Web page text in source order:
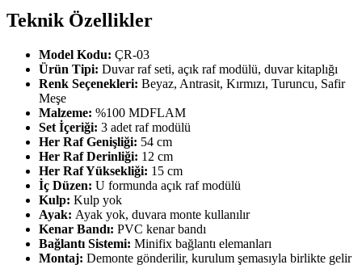
Teknik Özellikler
Model Kodu: ÇR-03
Ürün Tipi: Duvar raf seti, açık raf modülü, duvar kitaplığı
Renk Seçenekleri: Beyaz, Antrasit, Kırmızı, Turuncu, Safir
Meşe
Malzeme: %100 MDFLAM
Set İçeriği: 3 adet raf modülü
Her Raf Genişliği: 54 cm
Her Raf Derinliği: 12 cm
Her Raf Yüksekliği: 15 cm
İç Düzen: U formunda açık raf modülü
Kulp: Kulp yok
Ayak: Ayak yok, duvara monte kullanılır
Kenar Bandı: PVC kenar bandı
Bağlantı Sistemi: Minifix bağlantı elemanları
Montaj: Demonte gönderilir, kurulum şemasıyla birlikte gelir